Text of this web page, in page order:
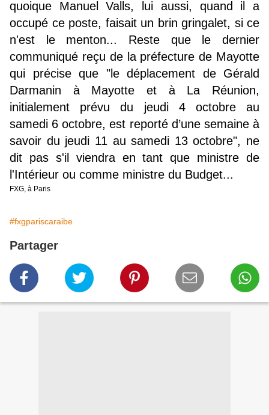
quoique Manuel Valls, lui aussi, quand il a
occupé ce poste, faisait un brin gringalet, si ce
n'est le menton... Reste que le dernier
communiqué reçu de la préfecture de Mayotte
qui précise que "le déplacement de Gérald
Darmanin à Mayotte et à La Réunion,
initialement prévu du jeudi 4 octobre au
samedi 6 octobre, est reporté d’une semaine à
savoir du jeudi 11 au samedi 13 octobre", ne
dit pas s'il viendra en tant que ministre de
l'Intérieur ou comme ministre du Budget...
FXG, à Paris
#fxgpariscaraibe
Partager